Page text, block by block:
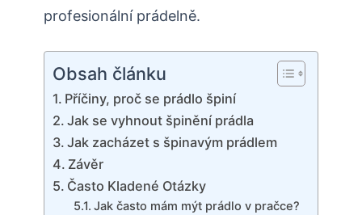
profesionální prádelně.
Obsah článku
Příčiny, proč se prádlo špiní
Jak se vyhnout špinění prádla
Jak zacházet s špinavým prádlem
Závěr
Často Kladené Otázky
Jak často mám mýt prádlo v pračce?